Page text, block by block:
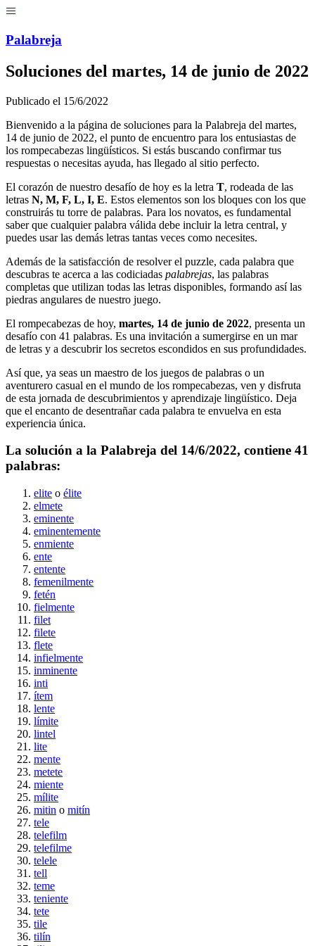
Palabreja
Soluciones del martes, 14 de junio de 2022
Publicado el 15/6/2022
Bienvenido a la página de soluciones para la Palabreja del martes,
14 de junio de 2022, el punto de encuentro para los entusiastas de
los rompecabezas lingüísticos. Si estás buscando confirmar tus
respuestas o necesitas ayuda, has llegado al sitio perfecto.
El corazón de nuestro desafío de hoy es la letra T, rodeada de las
letras N, M, F, L, I, E. Estos elementos son los bloques con los que
construirás tu torre de palabras. Para los novatos, es fundamental
saber que cualquier palabra válida debe incluir la letra central, y
puedes usar las demás letras tantas veces como necesites.
Además de la satisfacción de resolver el puzzle, cada palabra que
descubras te acerca a las codiciadas palabrejas, las palabras
completas que utilizan todas las letras disponibles, formando así las
piedras angulares de nuestro juego.
El rompecabezas de hoy, martes, 14 de junio de 2022, presenta un
desafío con 41 palabras. Es una invitación a sumergirse en un mar
de letras y a descubrir los secretos escondidos en sus profundidades.
Así que, ya seas un maestro de los juegos de palabras o un
aventurero casual en el mundo de los rompecabezas, ven y disfruta
de esta jornada de descubrimientos y aprendizaje lingüístico. Deja
que el encanto de desentrañar cada palabra te envuelva en esta
experiencia única.
La solución a la Palabreja del 14/6/2022, contiene 41
palabras:
elite o élite
elmete
eminente
eminentemente
enmiente
ente
entente
femenilmente
fetén
fielmente
filet
filete
flete
infielmente
inminente
inti
ítem
lente
límite
lintel
lite
mente
metete
miente
mílite
mitin o mitín
tele
telefilm
telefilme
telele
tell
teme
teniente
tete
tile
tilín